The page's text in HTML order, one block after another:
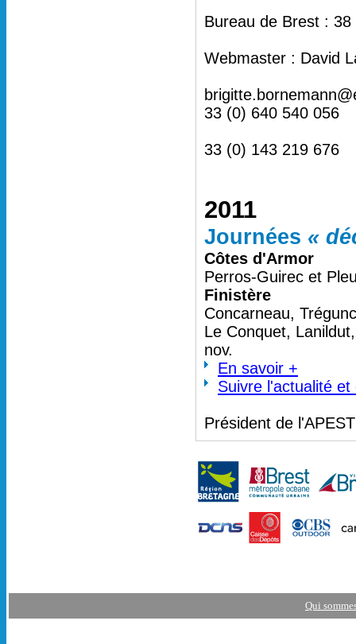
Bureau de Brest :
Webmaster : David
33 (0) 640 540 056
33 (0) 143 219 676
2011
Journées «
Côtes d'Armor
Perros-Guirec et
Finistère
Concarneau,
Le Conquet,
nov.
En savoir +
Suivre l'actualité
Président de
Qui